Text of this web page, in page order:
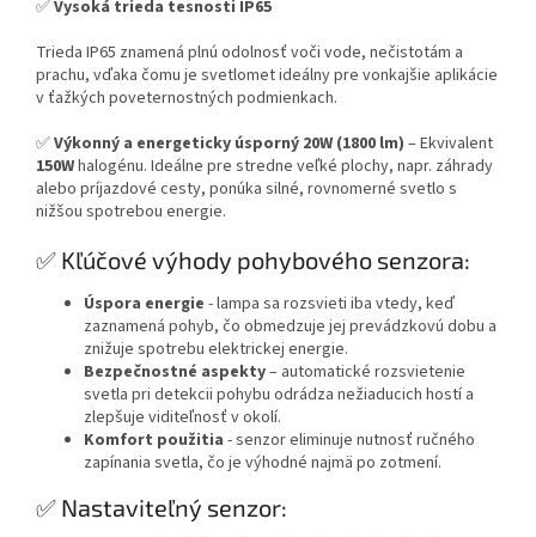
✅Vysoká trieda tesnosti IP65
Trieda IP65 znamená plnú odolnosť voči vode, nečistotám a
prachu, vďaka čomu je svetlomet ideálny pre vonkajšie aplikácie
v ťažkých poveternostných podmienkach.
✅Výkonný a energeticky úsporný 20W (1800 lm) – Ekvivalent
150Whalogénu. Ideálne pre stredne veľké plochy, napr. záhrady
alebo príjazdové cesty, ponúka silné, rovnomerné svetlo s
nižšou spotrebou energie.
✅ Kľúčové výhody pohybového senzora:
Úspora energie - lampa sa rozsvieti iba vtedy, keď
zaznamená pohyb, čo obmedzuje jej prevádzkovú dobu a
znižuje spotrebu elektrickej energie.
Bezpečnostné aspekty– automatické rozsvietenie
svetla pri detekcii pohybu odrádza nežiaducich hostí a
zlepšuje viditeľnosť v okolí.
Komfort použitia - senzor eliminuje nutnosť ručného
zapínania svetla, čo je výhodné najmä po zotmení.
✅ Nastaviteľný senzor: